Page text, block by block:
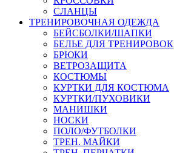
СЛАНЦЫ
ТРЕНИРОВОЧНАЯ ОДЕЖДА
БЕЙСБОЛКИ/ШАПКИ
БЕЛЬЕ ДЛЯ ТРЕНИРОВОК
БРЮКИ
ВЕТРОЗАЩИТА
КОСТЮМЫ
КУРТКИ ДЛЯ КОСТЮМА
КУРТКИ/ПУХОВИКИ
МАНИШКИ
НОСКИ
ПОЛО/ФУТБОЛКИ
ТРЕН. МАЙКИ